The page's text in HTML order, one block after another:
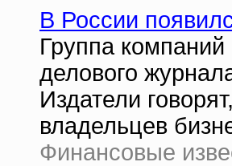
В России
Группа
делового
Издатели
владельцев
Финансовые